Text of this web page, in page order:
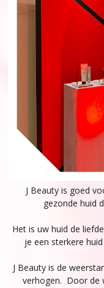
J Beauty is goed
gezonde huid
Het is uw huid de
je een sterkere
J Beauty is de
verhogen. Door de